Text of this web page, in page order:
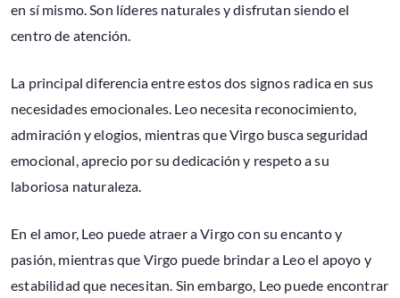
en sí mismo. Son líderes naturales y disfrutan siendo el
centro de atención.
La principal diferencia entre estos dos signos radica en sus
necesidades emocionales. Leo necesita reconocimiento,
admiración y elogios, mientras que Virgo busca seguridad
emocional, aprecio por su dedicación y respeto a su
laboriosa naturaleza.
En el amor, Leo puede atraer a Virgo con su encanto y
pasión, mientras que Virgo puede brindar a Leo el apoyo y
estabilidad que necesitan. Sin embargo, Leo puede encontrar